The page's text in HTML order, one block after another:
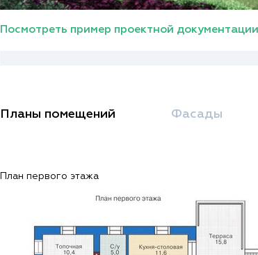
Посмотреть пример проектной
Планы помещений Фасады
План первого этажа